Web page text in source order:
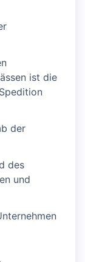
ist die
der
des
und